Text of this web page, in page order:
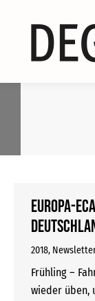
Europa-
2018,
Frühling –
wieder üben,